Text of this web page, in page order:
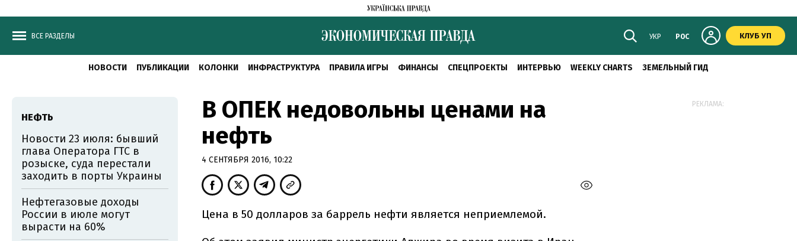
ВСЕ РАЗДЕЛЫ УКР РОС КЛУБ УП
НОВОСТИ ПУБЛИКАЦИИ КОЛОНКИ ИНФРАСТРУКТУРА ПРАВИЛА ИГРЫ ФИНАНСЫ СПЕЦПРОЕКТЫ ИНТЕРВЬЮ WEEKLY CHARTS ЗЕМЕЛЬНЫЙ ГИД
В ОПЕК недовольны ценами на
нефть
4 СЕНТЯБРЯ 2016, 10:22
Цена в 50 долларов за баррель нефти является неприемлемой.
НЕФТЬ
Новости 23 июля: бывший
глава Оператора ГТС в
розыске, суда перестали
заходить в порты Украины
Нефтегазовые доходы
России в июле могут
вырасти на 60%
РЕКЛАМА: